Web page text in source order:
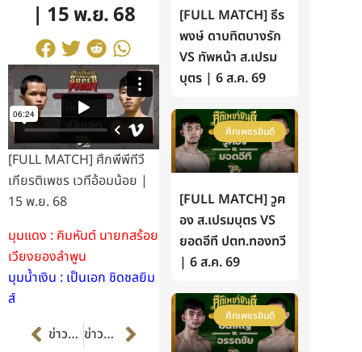
| 15 พ.ย. 68
[FULL MATCH] ศึกพีพีทีวี
เกียรติเพชร เวทีอ้อมน้อย |
15 พ.ย. 68
มุมแดง : คิมหันต์ นายกสร้อย
เวียงยองลำพูน
มุมน้ำเงิน : เป็นเอก ชิดชลยิม
ส์
Prevข่าวก่อนหน้า ข่าวต่อไป Next
[FULL MATCH] ธีร
พงษ์ ดาบทิตบางรัก
VS ทัพหน้า ส.เปรม
บุตร | 6 ส.ค. 69
ศึกเพชรยินดี
[FULL MATCH] วูฅ
อง ส.เปรมบุตร VS
ยอดอีที ปตท.ทองทวี
| 6 ส.ค. 69
ศึกเพชรยินดี